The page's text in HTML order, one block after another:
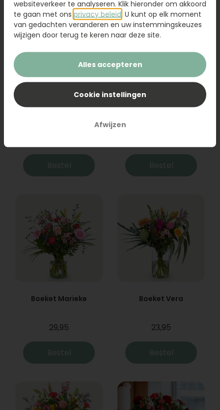
Bestel Bestel
Boeket Marieke
29,95
Bestel
Boeket Vera
23,95
Bestel
websiteverkeer te analyseren. Klik hieronder om akkoord
te gaan met ons privacy beleid . U kunt op elk moment
van gedachten veranderen en uw instemmingskeuzes
wijzigen door terug te keren naar deze site.
Alles accepteren
Cookie instellingen
Afwijzen